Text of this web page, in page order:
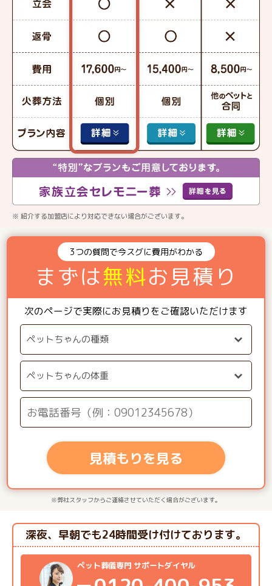
※ 紹介する加盟店により対応できない場合がございます。
3つの質問で今スグに費用がわかる
まずは無料お見積り
次のページで実際にお見積りをご確認いただけます
見積もりを見る
※弊社スタッフからご連絡させていただく場合がございます。
ペット葬儀専門 サポートダイヤル
深夜、早朝でも24時間受け付けております。